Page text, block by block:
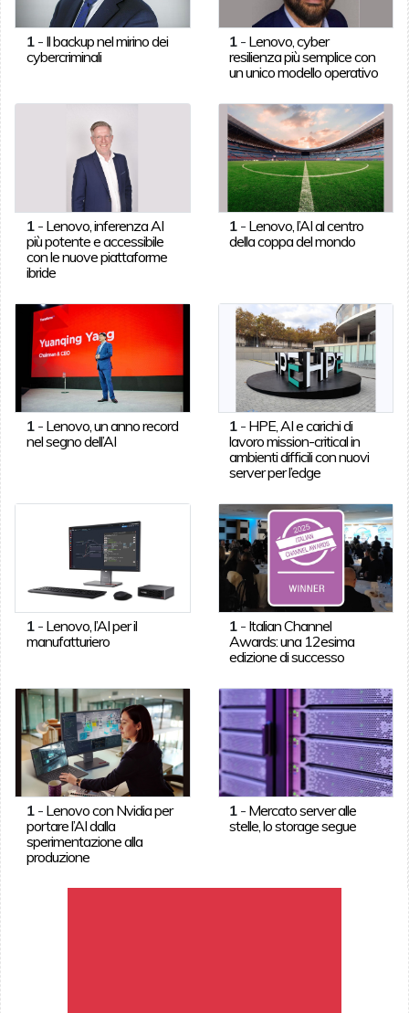
1- Il backup nel mirino dei
cybercriminali
1 - Lenovo, cyber
resilienza più semplice con
un unico modello operativo
1- Lenovo, inferenza AI
più potente e accessibile
con le nuove piattaforme
ibride
1 - Lenovo, l’AI al centro
della coppa del mondo
1- Lenovo, un anno record
nel segno dell’AI
1 - HPE, AI e carichi di
lavoro mission-critical in
ambienti difficili con nuovi
server per l’edge
1- Lenovo, l’AI per il
manufatturiero
1 - Italian Channel
Awards: una 12esima
edizione di successo
1- Lenovo con Nvidia per
portare l’AI dalla
sperimentazione alla
produzione
1 - Mercato server alle
stelle, lo storage segue